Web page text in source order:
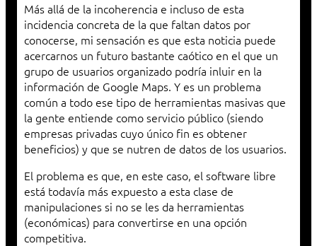
Más allá de la incoherencia e incluso de esta
incidencia concreta de la que faltan datos por
conocerse, mi sensación es que esta noticia puede
acercarnos un futuro bastante caótico en el que un
grupo de usuarios organizado podría inluir en la
información de Google Maps. Y es un problema
común a todo ese tipo de herramientas masivas que
la gente entiende como servicio público (siendo
empresas privadas cuyo único fin es obtener
beneficios) y que se nutren de datos de los usuarios.
El problema es que, en este caso, el software libre
está todavía más expuesto a esta clase de
manipulaciones si no se les da herramientas
(económicas) para convertirse en una opción
competitiva.